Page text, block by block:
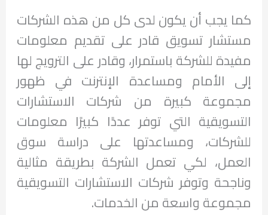
كما يجب أن يكون لدى كل من هذه الشركات
مستشار تسويق قادر على تقديم معلومات
مفيدة للشركة باستمرار، وقادر على الترويج لها
إلى الأمام ومساعدة الإنترنت في ظهور
مجموعة كبيرة من شركات الاستشارات
التسويقية التي توفر عددًا كبيرًا معلومات
للشركات، ومساعدتها على دراسة سوق
العمل، لكي تعمل الشركة بطريقة مثالية
وناجحة وتوفر شركات الاستشارات التسويقية
مجموعة واسعة من الخدمات.